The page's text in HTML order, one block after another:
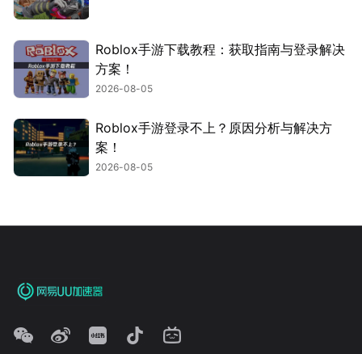
Roblox手游下载教程：获取指南与登录解决
方案！
2026-08-05
Roblox手游登录不上？原因分析与解决方
案！
2026-08-05